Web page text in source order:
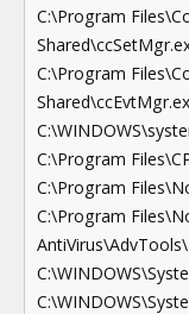
C:\Program
C:\Program
C:\Program
C:\Program
C:\Program